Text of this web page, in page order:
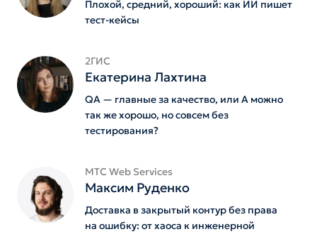
Плохой, средний, хороший: как ИИ пишет
тест-кейсы
2ГИС
Екатерина Лахтина
QA — главные за качество, или А можно
так же хорошо, но совсем без
тестирования?
MTС Web Services
Максим Руденко
Доставка в закрытый контур без права
на ошибку: от хаоса к инженерной